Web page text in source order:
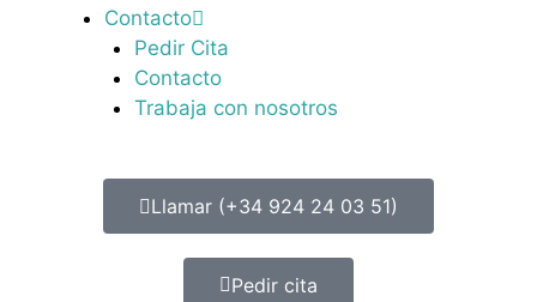
Contacto
Pedir Cita
Contacto
Trabaja con nosotros
Llamar (+34 924 24 03 51)
Pedir cita